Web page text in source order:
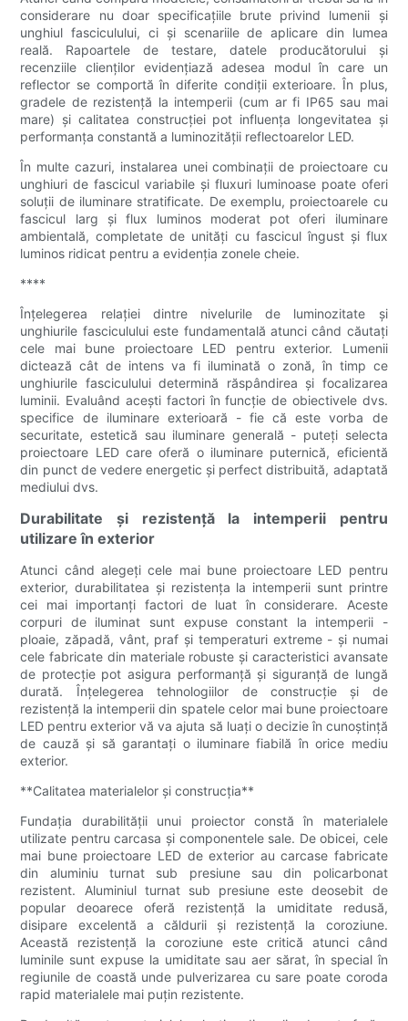
considerare nu doar specificațiile brute privind lumenii și
unghiul fasciculului, ci și scenariile de aplicare din lumea
reală. Rapoartele de testare, datele producătorului și
recenziile clienților evidențiază adesea modul în care un
reflector se comportă în diferite condiții exterioare. În plus,
gradele de rezistență la intemperii (cum ar fi IP65 sau mai
mare) și calitatea construcției pot influența longevitatea și
performanța constantă a luminozității reflectoarelor LED.
În multe cazuri, instalarea unei combinații de proiectoare cu
unghiuri de fascicul variabile și fluxuri luminoase poate oferi
soluții de iluminare stratificate. De exemplu, proiectoarele cu
fascicul larg și flux luminos moderat pot oferi iluminare
ambientală, completate de unități cu fascicul îngust și flux
luminos ridicat pentru a evidenția zonele cheie.
****
Înțelegerea relației dintre nivelurile de luminozitate și
unghiurile fasciculului este fundamentală atunci când căutați
cele mai bune proiectoare LED pentru exterior. Lumenii
dictează cât de intens va fi iluminată o zonă, în timp ce
unghiurile fasciculului determină răspândirea și focalizarea
luminii. Evaluând acești factori în funcție de obiectivele dvs.
specifice de iluminare exterioară - fie că este vorba de
securitate, estetică sau iluminare generală - puteți selecta
proiectoare LED care oferă o iluminare puternică, eficientă
din punct de vedere energetic și perfect distribuită, adaptată
mediului dvs.
Durabilitate și rezistență la intemperii pentru
utilizare în exterior
Atunci când alegeți cele mai bune proiectoare LED pentru
exterior, durabilitatea și rezistența la intemperii sunt printre
cei mai importanți factori de luat în considerare. Aceste
corpuri de iluminat sunt expuse constant la intemperii -
ploaie, zăpadă, vânt, praf și temperaturi extreme - și numai
cele fabricate din materiale robuste și caracteristici avansate
de protecție pot asigura performanță și siguranță de lungă
durată. Înțelegerea tehnologiilor de construcție și de
rezistență la intemperii din spatele celor mai bune proiectoare
LED pentru exterior vă va ajuta să luați o decizie în cunoștință
de cauză și să garantați o iluminare fiabilă în orice mediu
exterior.
**Calitatea materialelor și construcția**
Fundația durabilității unui proiector constă în materialele
utilizate pentru carcasa și componentele sale. De obicei, cele
mai bune proiectoare LED de exterior au carcase fabricate
din aluminiu turnat sub presiune sau din policarbonat
rezistent. Aluminiul turnat sub presiune este deosebit de
popular deoarece oferă rezistență la umiditate redusă,
disipare excelentă a căldurii și rezistență la coroziune.
Această rezistență la coroziune este critică atunci când
luminile sunt expuse la umiditate sau aer sărat, în special în
regiunile de coastă unde pulverizarea cu sare poate coroda
rapid materialele mai puțin rezistente.